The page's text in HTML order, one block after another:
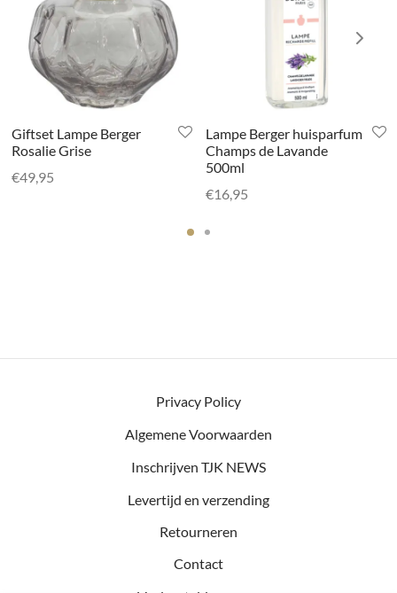
Giftset Lampe Berger
Rosalie Grise
€49,95
Lampe Berger huisparfum
Champs de Lavande
500ml
€16,95
Privacy Policy
Algemene Voorwaarden
Inschrijven TJK NEWS
Levertijd en verzending
Retourneren
Contact